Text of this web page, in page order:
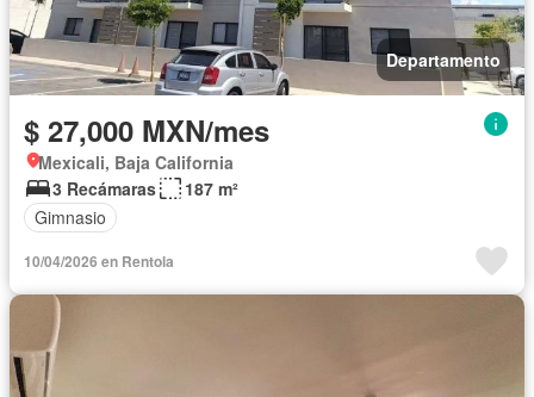
Departamento
$ 27,000 MXN/mes
Mexicali, Baja California
3 Recámaras
187 m²
Gimnasio
10/04/2026 en Rentola